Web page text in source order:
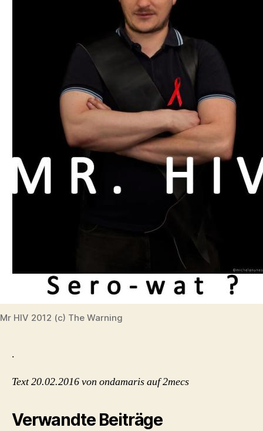
Mr HIV 2012 (c) The Warning
.
Text 20.02.2016 von ondamaris auf 2mecs
Verwandte Beiträge